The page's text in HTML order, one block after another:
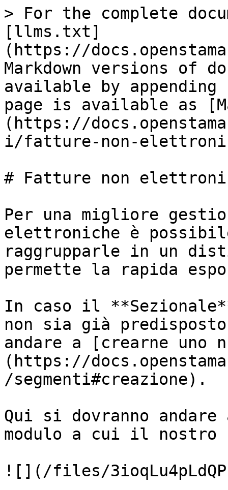
> For the complete
[llms.txt]
(https://
Markdown versions of
available by
page is available as
(https://
i/fatture-non-
# Fatture non
Per una migliore
elettroniche è
raggrupparle in un
permette la rapida
In caso il
non sia già
andare a [crearne uno
(https://
/segmenti#creazione).
Qui si dovranno
modulo a cui il
![](/files/